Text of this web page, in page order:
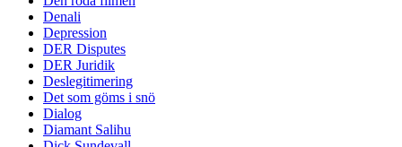
Denali
Depression
DER Disputes
DER Juridik
Deslegitimering
Det som göms i snö
Dialog
Diamant Salihu